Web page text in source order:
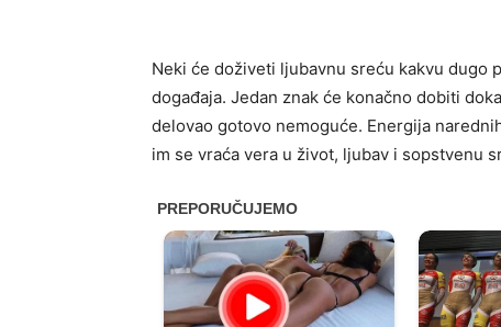
Neki će doživeti ljubavnu sreću kakvu dugo
događaja. Jedan znak će konačno dobiti
delovao gotovo nemoguće. Energija
im se vraća vera u život, ljubav i sopstvenu